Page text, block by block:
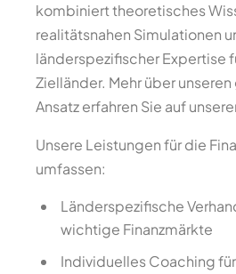
kombiniert theoretisches
realitätsnahen Simulationen
länderspezifischer Expertise
Zielländer. Mehr über
Ansatz erfahren Sie auf
Unsere Leistungen für die
umfassen:
Länderspezifische
wichtige Finanzmärkte
Individuelles Coaching